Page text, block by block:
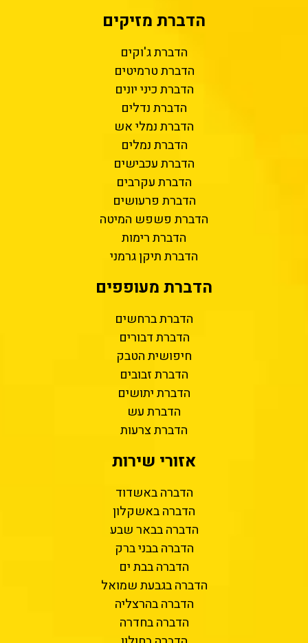
הדברת מזיקים
הדברת ג'וקים
הדברת טרמיטים
הדברת כיני יונים
הדברת נדלים
הדברת נמלי אש
הדברת נמלים
הדברת עכבישים
הדברת עקרבים
הדברת פרעושים
הדברת פשפש המיטה
הדברת רימות
הדברת תיקן גרמני
הדברת מעופפים
הדברת ברחשים
הדברת דבורים
חיפושית הטבק
הדברת זבובים
הדברת יתושים
הדברת עש
הדברת צרעות
אזורי שירות
הדברה באשדוד
הדברה באשקלון
הדברה בבאר שבע
הדברה בבני ברק
הדברה בבת ים
הדברה בגבעת שמואל
הדברה בהרצליה
הדברה בחדרה